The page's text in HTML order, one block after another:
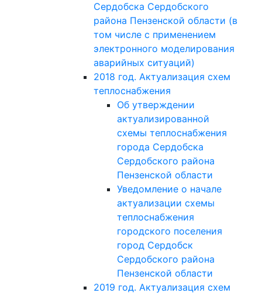
Сердобска Сердобского
района Пензенской области (в
том числе с применением
электронного моделирования
аварийных ситуаций)
2018 год. Актуализация схем
теплоснабжения
Об утверждении
актуализированной
схемы теплоснабжения
города Сердобска
Сердобского района
Пензенской области
Уведомление о начале
актуализации схемы
теплоснабжения
городского поселения
город Сердобск
Сердобского района
Пензенской области
2019 год. Актуализация схем